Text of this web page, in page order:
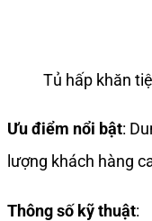
Tủ hấp khăn
Ưu điểm nổi bật:
lượng khách hàng
Thông số kỹ thuật: